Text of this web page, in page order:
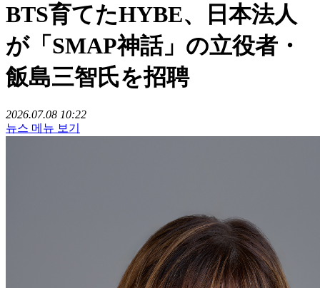
BTS育てたHYBE、日本法人
が「SMAP神話」の立役者・
飯島三智氏を招聘
2026.07.08 10:22
뉴스 메뉴 보기